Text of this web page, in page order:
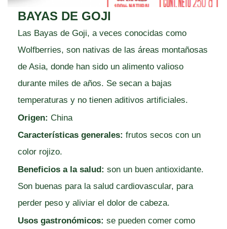
BAYAS DE GOJI
Las Bayas de Goji, a veces conocidas como
Wolfberries, son nativas de las áreas montañosas
de Asia, donde han sido un alimento valioso
durante miles de años. Se secan a bajas
temperaturas y no tienen aditivos artificiales.
Origen: China
Características generales: frutos secos con un
color rojizo.
Beneficios a la salud: son un buen antioxidante.
Son buenas para la salud cardiovascular, para
perder peso y aliviar el dolor de cabeza.
Usos gastronómicos: se pueden comer como